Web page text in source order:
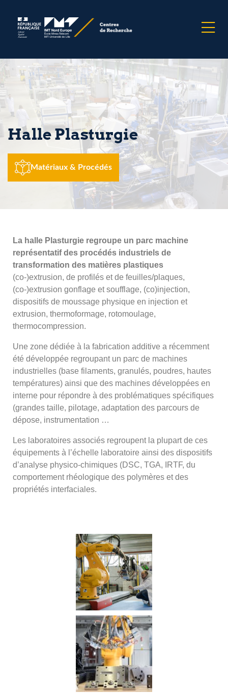
Halle Plasturgie
Matériaux & Procédés
La halle Plasturgie regroupe un parc machine
représentatif des procédés industriels de
transformation des matières plastiques
(co-)extrusion, de profilés et de feuilles/plaques,
(co-)extrusion gonflage et soufflage, (co)injection,
dispositifs de moussage physique en injection et
extrusion, thermoformage, rotomoulage,
thermocompression.
Une zone dédiée à la fabrication additive a récemment
été développée regroupant un parc de machines
industrielles (base filaments, granulés, poudres, hautes
températures) ainsi que des machines développées en
interne pour répondre à des problématiques spécifiques
(grandes taille, pilotage, adaptation des parcours de
dépose, instrumentation …
Les laboratoires associés regroupent la plupart de ces
équipements à l’échelle laboratoire ainsi des dispositifs
d’analyse physico-chimiques (DSC, TGA, IRTF, du
comportement rhéologique des polymères et des
propriétés interfaciales.